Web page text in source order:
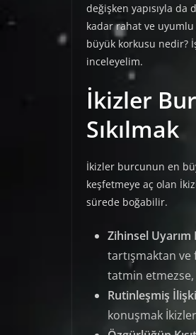
değişken yapısıyla
kadar rahat ve uyumlu
büyük korkusu nedir?
inceleyelim.
İkizler
Sıkılmak
İkizler burcunun en
keşfetmeye aç olan
sürede boğabilir.
Zihinsel Uyarım
tartışmaktan ve
tatmin etmezse,
Rutinleşmiş
konuşmak